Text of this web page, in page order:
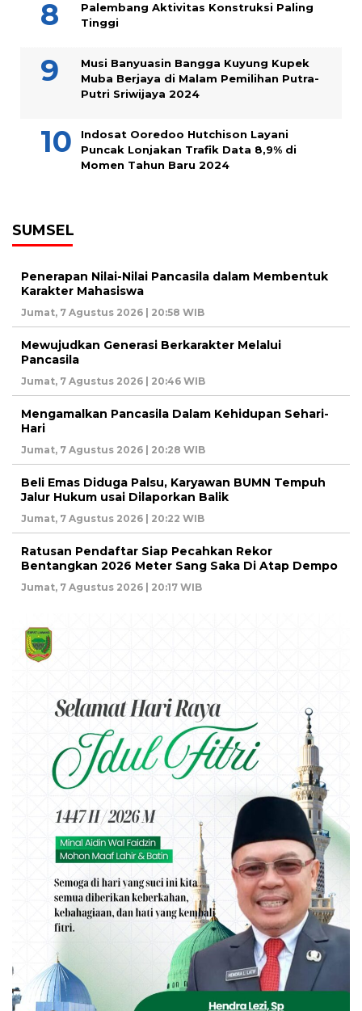
Palembang Aktivitas Konstruksi Paling
Tinggi
Musi Banyuasin Bangga Kuyung Kupek
Muba Berjaya di Malam Pemilihan Putra-
Putri Sriwijaya 2024
Indosat Ooredoo Hutchison Layani
Puncak Lonjakan Trafik Data 8,9% di
Momen Tahun Baru 2024
SUMSEL
Penerapan Nilai-Nilai Pancasila dalam Membentuk
Karakter Mahasiswa
Jumat, 7 Agustus 2026 | 20:58 WIB
Mewujudkan Generasi Berkarakter Melalui
Pancasila
Jumat, 7 Agustus 2026 | 20:46 WIB
Mengamalkan Pancasila Dalam Kehidupan Sehari-
Hari
Jumat, 7 Agustus 2026 | 20:28 WIB
Beli Emas Diduga Palsu, Karyawan BUMN Tempuh
Jalur Hukum usai Dilaporkan Balik
Jumat, 7 Agustus 2026 | 20:22 WIB
Ratusan Pendaftar Siap Pecahkan Rekor
Bentangkan 2026 Meter Sang Saka Di Atap Dempo
Jumat, 7 Agustus 2026 | 20:17 WIB